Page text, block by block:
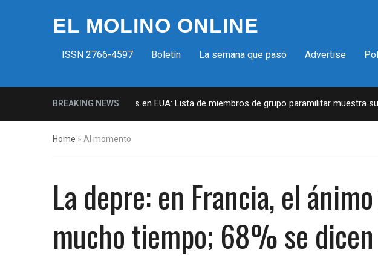
EL MOLINO ONLINE
ISSN 2766-4597 Boletín La semana que pasó Advertise
BREAKING NEWS
Milicias fascistas en EUA: Lista de miembros de grupo paramilitar muestra su
Home » Al momento
La depre: en Francia, el
mucho tiempo; 68% se